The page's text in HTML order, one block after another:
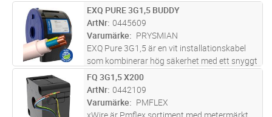
fast förläggning i både inom- och
utomhusmiljöer. Kabeln är uppbyggd med
entrådiga ledare, aluminiumband och
förte ...läs mer
M Lägg i kundvagn
EXQ PURE 3G1,5 BUDDY
ArtNr 0445609
Varumärke
PRYSMIAN
EXQ Pure 3G1,5 är en vit installationskabel
som kombinerar hög säkerhet med ett snyggt
och professionellt installationsresultat. Den är
halogenfri och flamskyddad, vilket innebär att
rökutvecklingen...läs mer
M Lägg i kundvagn
FQ 3G1,5 X200
ArtNr 0442109
Varumärke
PMFLEX